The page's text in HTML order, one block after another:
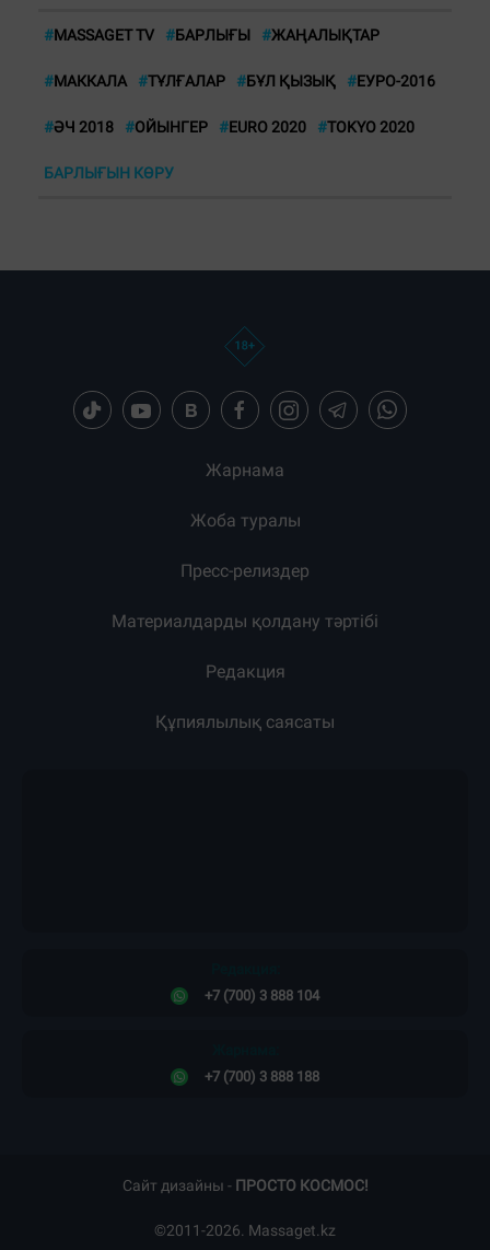
#MASSAGET TV #БАРЛЫҒЫ #ЖАҢАЛЫҚТАР
#МАККАЛА #ТҰЛҒАЛАР #БҰЛ ҚЫЗЫҚ #ЕУРО-2016
#ӘЧ 2018 #ОЙЫНГЕР #EURO 2020 #TOKYO 2020
БАРЛЫҒЫН КӨРУ
Жарнама
Жоба туралы
Пресс-релиздер
Материалдарды қолдану тәртібі
Редакция
Құпиялылық саясаты
+7 (700) 3 888 104
+7 (700) 3 888 188
©2011-2026. Massaget.kz
Сайт дизайны - ПРОСТО КОСМОС!